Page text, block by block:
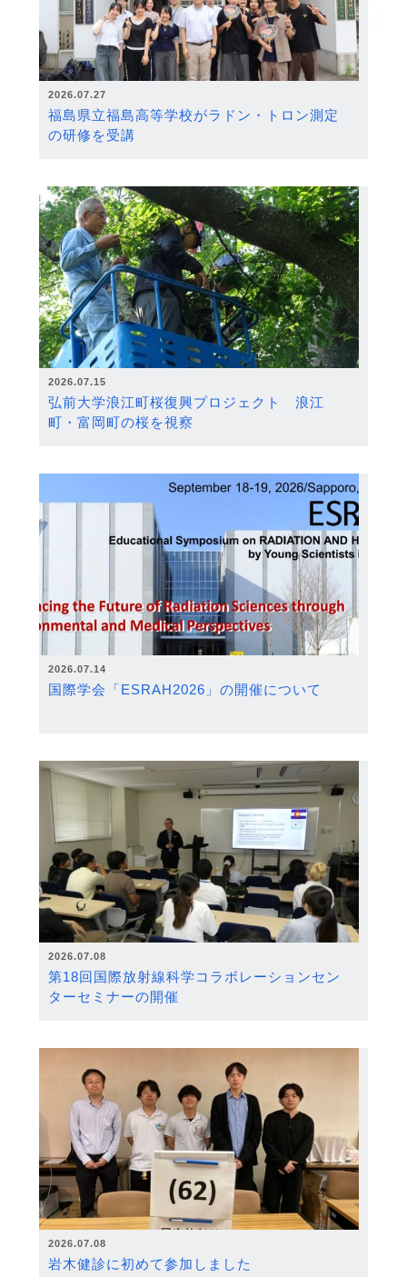
2026.07.27
福島県立福島高等学校がラドン・トロン測定
の研修を受講
2026.07.15
弘前大学浪江町桜復興プロジェクト 浪江
町・富岡町の桜を視察
2026.07.14
国際学会「ESRAH2026」の開催について
2026.07.08
第18回国際放射線科学コラボレーションセン
ターセミナーの開催
2026.07.08
岩木健診に初めて参加しました